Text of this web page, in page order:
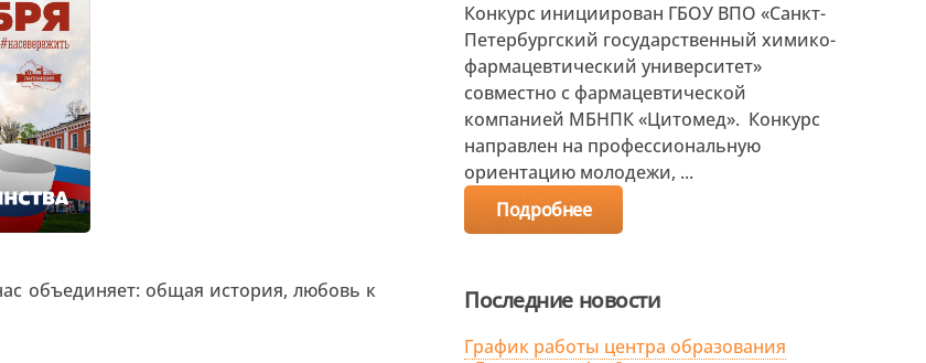
объединяет: общая история, любовь к
Конкурс инициирован ГБОУ ВПО «Санкт-
Петербургский государственный химико-
фармацевтический университет»
совместно с фармацевтической
компанией МБНПК «Цитомед». Конкурс
направлен на профессиональную
ориентацию молодежи, ...
Подробнее
Последние новости
График работы центра образования